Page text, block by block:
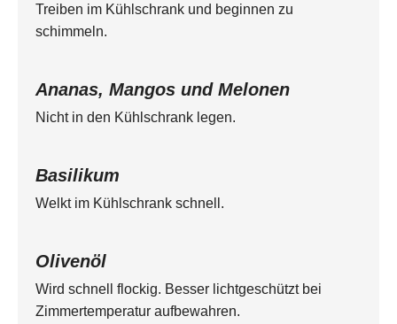
Treiben im Kühlschrank und beginnen zu
schimmeln.
Ananas, Mangos und Melonen
Nicht in den Kühlschrank legen.
Basilikum
Welkt im Kühlschrank schnell.
Olivenöl
Wird schnell flockig. Besser lichtgeschützt bei
Zimmertemperatur aufbewahren.